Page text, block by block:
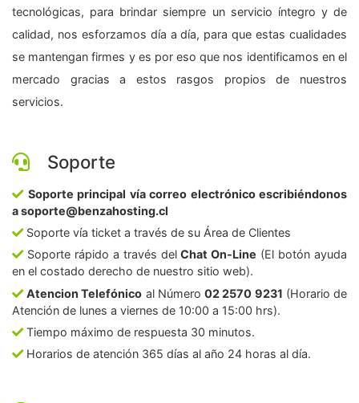
tecnológicas, para brindar siempre un servicio íntegro y de
calidad, nos esforzamos día a día, para que estas cualidades
se mantengan firmes y es por eso que nos identificamos en el
mercado gracias a estos rasgos propios de nuestros
servicios.
Soporte
Soporte principal vía correo electrónico escribiéndonos
a soporte@benzahosting.cl
Soporte vía ticket a través de su Área de Clientes
Soporte rápido a través delChat On-Line (El botón ayuda
en el costado derecho de nuestro sitio web).
Atencion Telefónico al Número02 2570 9231 (Horario de
Atención de lunes a viernes de 10:00 a 15:00 hrs).
Tiempo máximo de respuesta 30 minutos.
Horarios de atención 365 días al año 24 horas al día.